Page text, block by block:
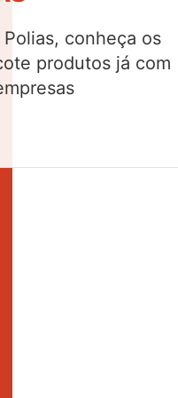
conheça os
produtos já com